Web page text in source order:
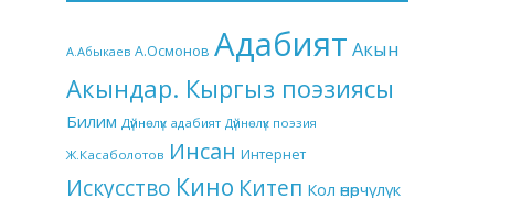
А.Абыкаев А.Осмонов Адабият Акын
Акындар. Кыргыз поэзиясы
Билим Дүйнөлүк адабият Дүйнөлүк поэзия
Ж.Касаболотов Инсан Интернет
Искусство Кино Китеп Кол өнөрчүлүк